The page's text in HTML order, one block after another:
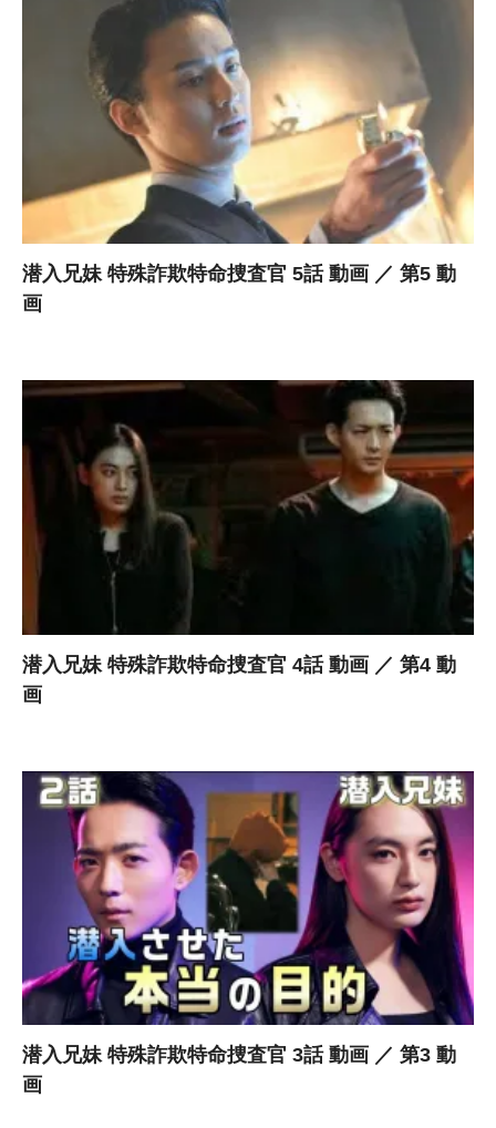
潜入兄妹 特殊詐欺特命捜査官 5話 動画 ／ 第5 動
画
潜入兄妹 特殊詐欺特命捜査官 4話 動画 ／ 第4 動
画
潜入兄妹 特殊詐欺特命捜査官 3話 動画 ／ 第3 動
画